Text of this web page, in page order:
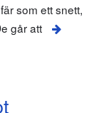
som ett snett,
går att